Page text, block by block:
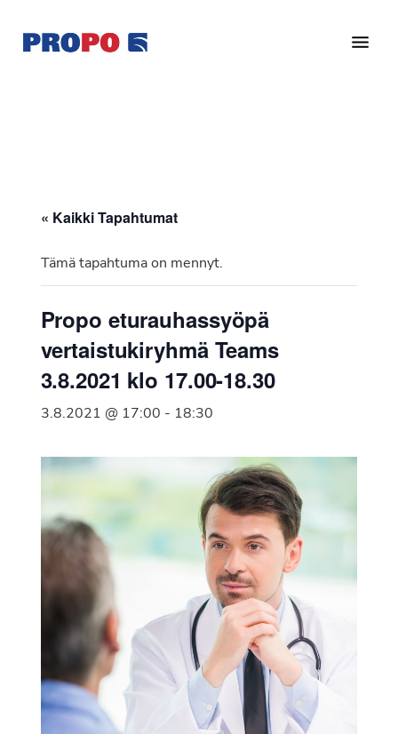
pääsisältöön
alatunnisteeseen
Ry
vuonna
Suomen
Syöpäyhdistyksen
jäsenjärjestö.
« Kaikki Tapahtumat
Tämä tapahtuma on mennyt.
Propo eturauhassyöpä
vertaistukiryhmä Teams
3.8.2021 klo 17.00-18.30
3.8.2021 @ 17:00 - 18:30